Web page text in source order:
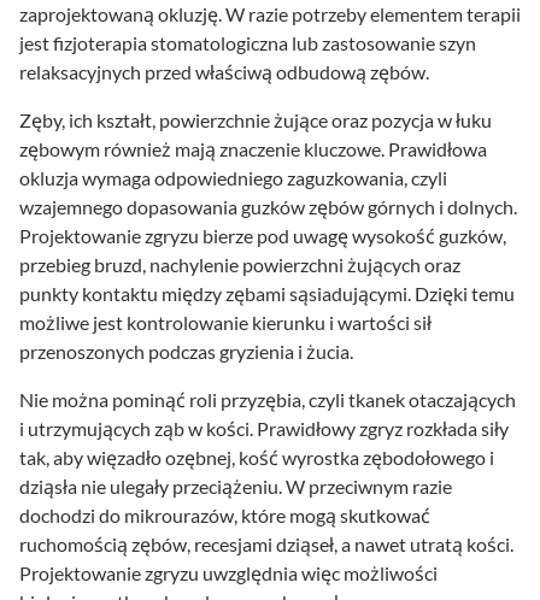
zaprojektowaną okluzję. W razie potrzeby elementem terapii
jest fizjoterapia stomatologiczna lub zastosowanie szyn
relaksacyjnych przed właściwą odbudową zębów.
Zęby, ich kształt, powierzchnie żujące oraz pozycja w łuku
zębowym również mają znaczenie kluczowe. Prawidłowa
okluzja wymaga odpowiedniego zaguzkowania, czyli
wzajemnego dopasowania guzków zębów górnych i dolnych.
Projektowanie zgryzu bierze pod uwagę wysokość guzków,
przebieg bruzd, nachylenie powierzchni żujących oraz
punkty kontaktu między zębami sąsiadującymi. Dzięki temu
możliwe jest kontrolowanie kierunku i wartości sił
przenoszonych podczas gryzienia i żucia.
Nie można pominąć roli przyzębia, czyli tkanek otaczających
i utrzymujących ząb w kości. Prawidłowy zgryz rozkłada siły
tak, aby więzadło ozębnej, kość wyrostka zębodołowego i
dziąsła nie ulegały przeciążeniu. W przeciwnym razie
dochodzi do mikrourazów, które mogą skutkować
ruchomością zębów, recesjami dziąseł, a nawet utratą kości.
Projektowanie zgryzu uwzględnia więc możliwości